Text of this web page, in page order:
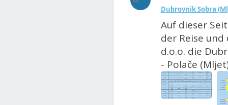
Dubrovnik Sobra
Auf dieser
der Reise und
d.o.o. die
- Polače